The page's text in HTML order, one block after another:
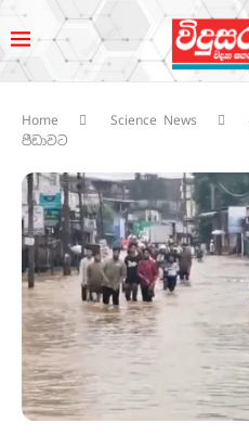
Home Science News
පීඩාවට